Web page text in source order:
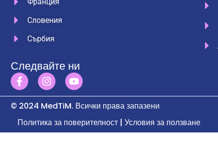
Словения
Сърбия
Следвайте ни
© 2024 MedTiM. Всички права запазени
Политика за поверителност | Условия за ползване